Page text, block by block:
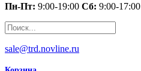
Пн-Пт: 9:00-19:00 Сб: 9:00-17:00
sale@trd.novline.ru